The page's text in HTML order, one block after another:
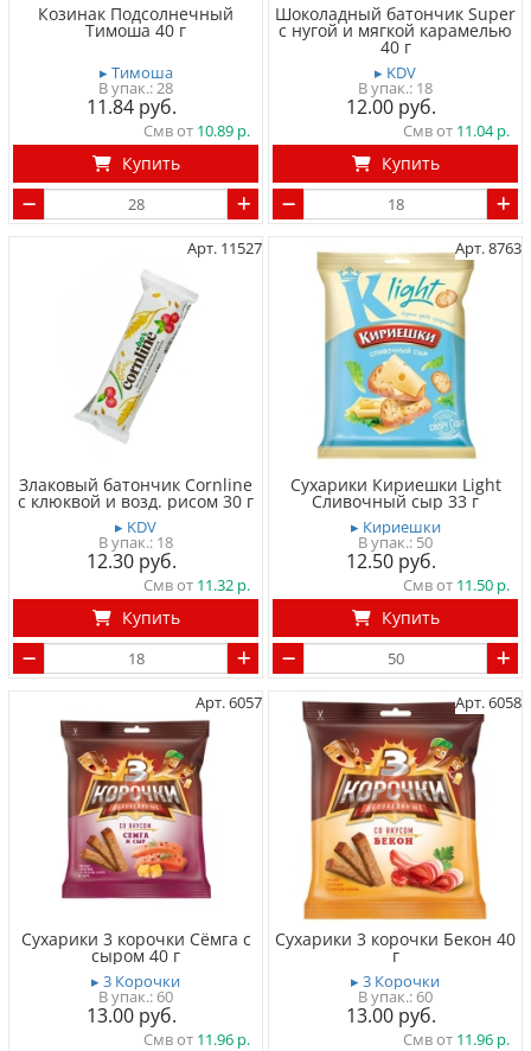
Козинак Подсолнечный
Тимоша 40 г
▸ Тимоша
28
11.84
Смв от 10.89
Купить
Шоколадный батончик Super
с нугой и мягкой карамелью
40 г
▸ KDV
18
12.00
Смв от 11.04
Купить
Арт. 11527
Злаковый батончик Cornline
с клюквой и возд. рисом 30 г
▸ KDV
18
12.30
Смв от 11.32
Купить
Арт. 8763
Сухарики Кириешки Light
Сливочный сыр 33 г
▸ Кириешки
50
12.50
Смв от 11.50
Купить
Арт. 6057
Сухарики 3 корочки Сёмга с
сыром 40 г
▸ 3 Корочки
60
13.00
Смв от 11.96
Арт. 6058
Сухарики 3 корочки Бекон 40
г
▸ 3 Корочки
60
13.00
Смв от 11.96